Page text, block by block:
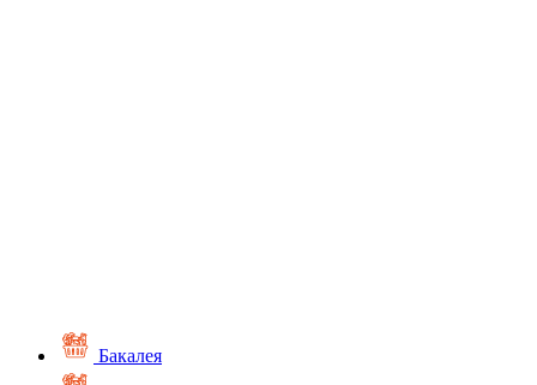
Бакалея